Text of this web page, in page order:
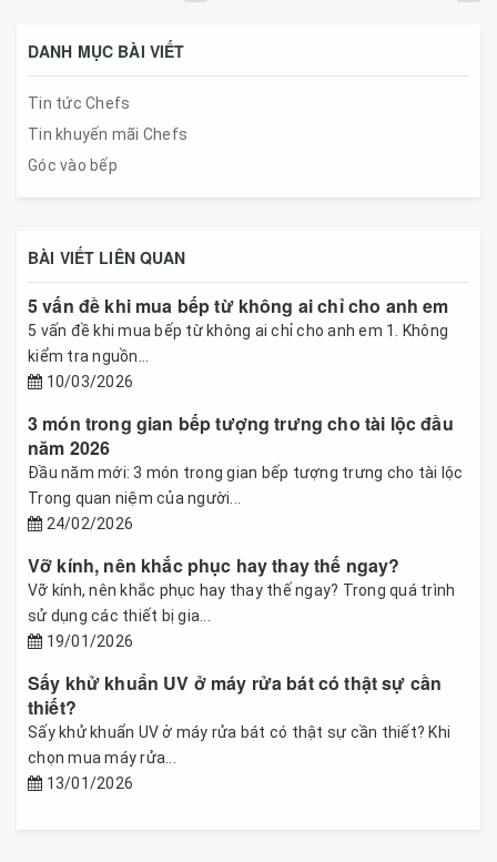
DANH MỤC BÀI VIẾT
Tin tức Chefs
Tin khuyến mãi Chefs
Góc vào bếp
BÀI VIẾT LIÊN QUAN
5 vấn đề khi mua bếp từ không ai chỉ cho anh em
5 vấn đề khi mua bếp từ không ai chỉ cho anh em 1. Không
kiểm tra nguồn...
10/03/2026
3 món trong gian bếp tượng trưng cho tài lộc đầu
năm 2026
Đầu năm mới: 3 món trong gian bếp tượng trưng cho tài lộc
Trong quan niệm của người...
24/02/2026
Vỡ kính, nên khắc phục hay thay thế ngay?
Vỡ kính, nên khắc phục hay thay thế ngay? Trong quá trình
sử dụng các thiết bị gia...
19/01/2026
Sấy khử khuẩn UV ở máy rửa bát có thật sự cần
thiết?
Sấy khử khuẩn UV ở máy rửa bát có thật sự cần thiết? Khi
chọn mua máy rửa...
13/01/2026